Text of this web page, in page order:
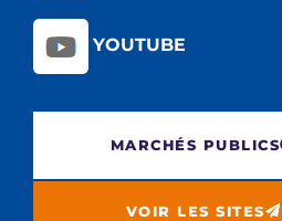
YOUTUBE
MARCHÉS PUBLICS
VOIR LES SITES